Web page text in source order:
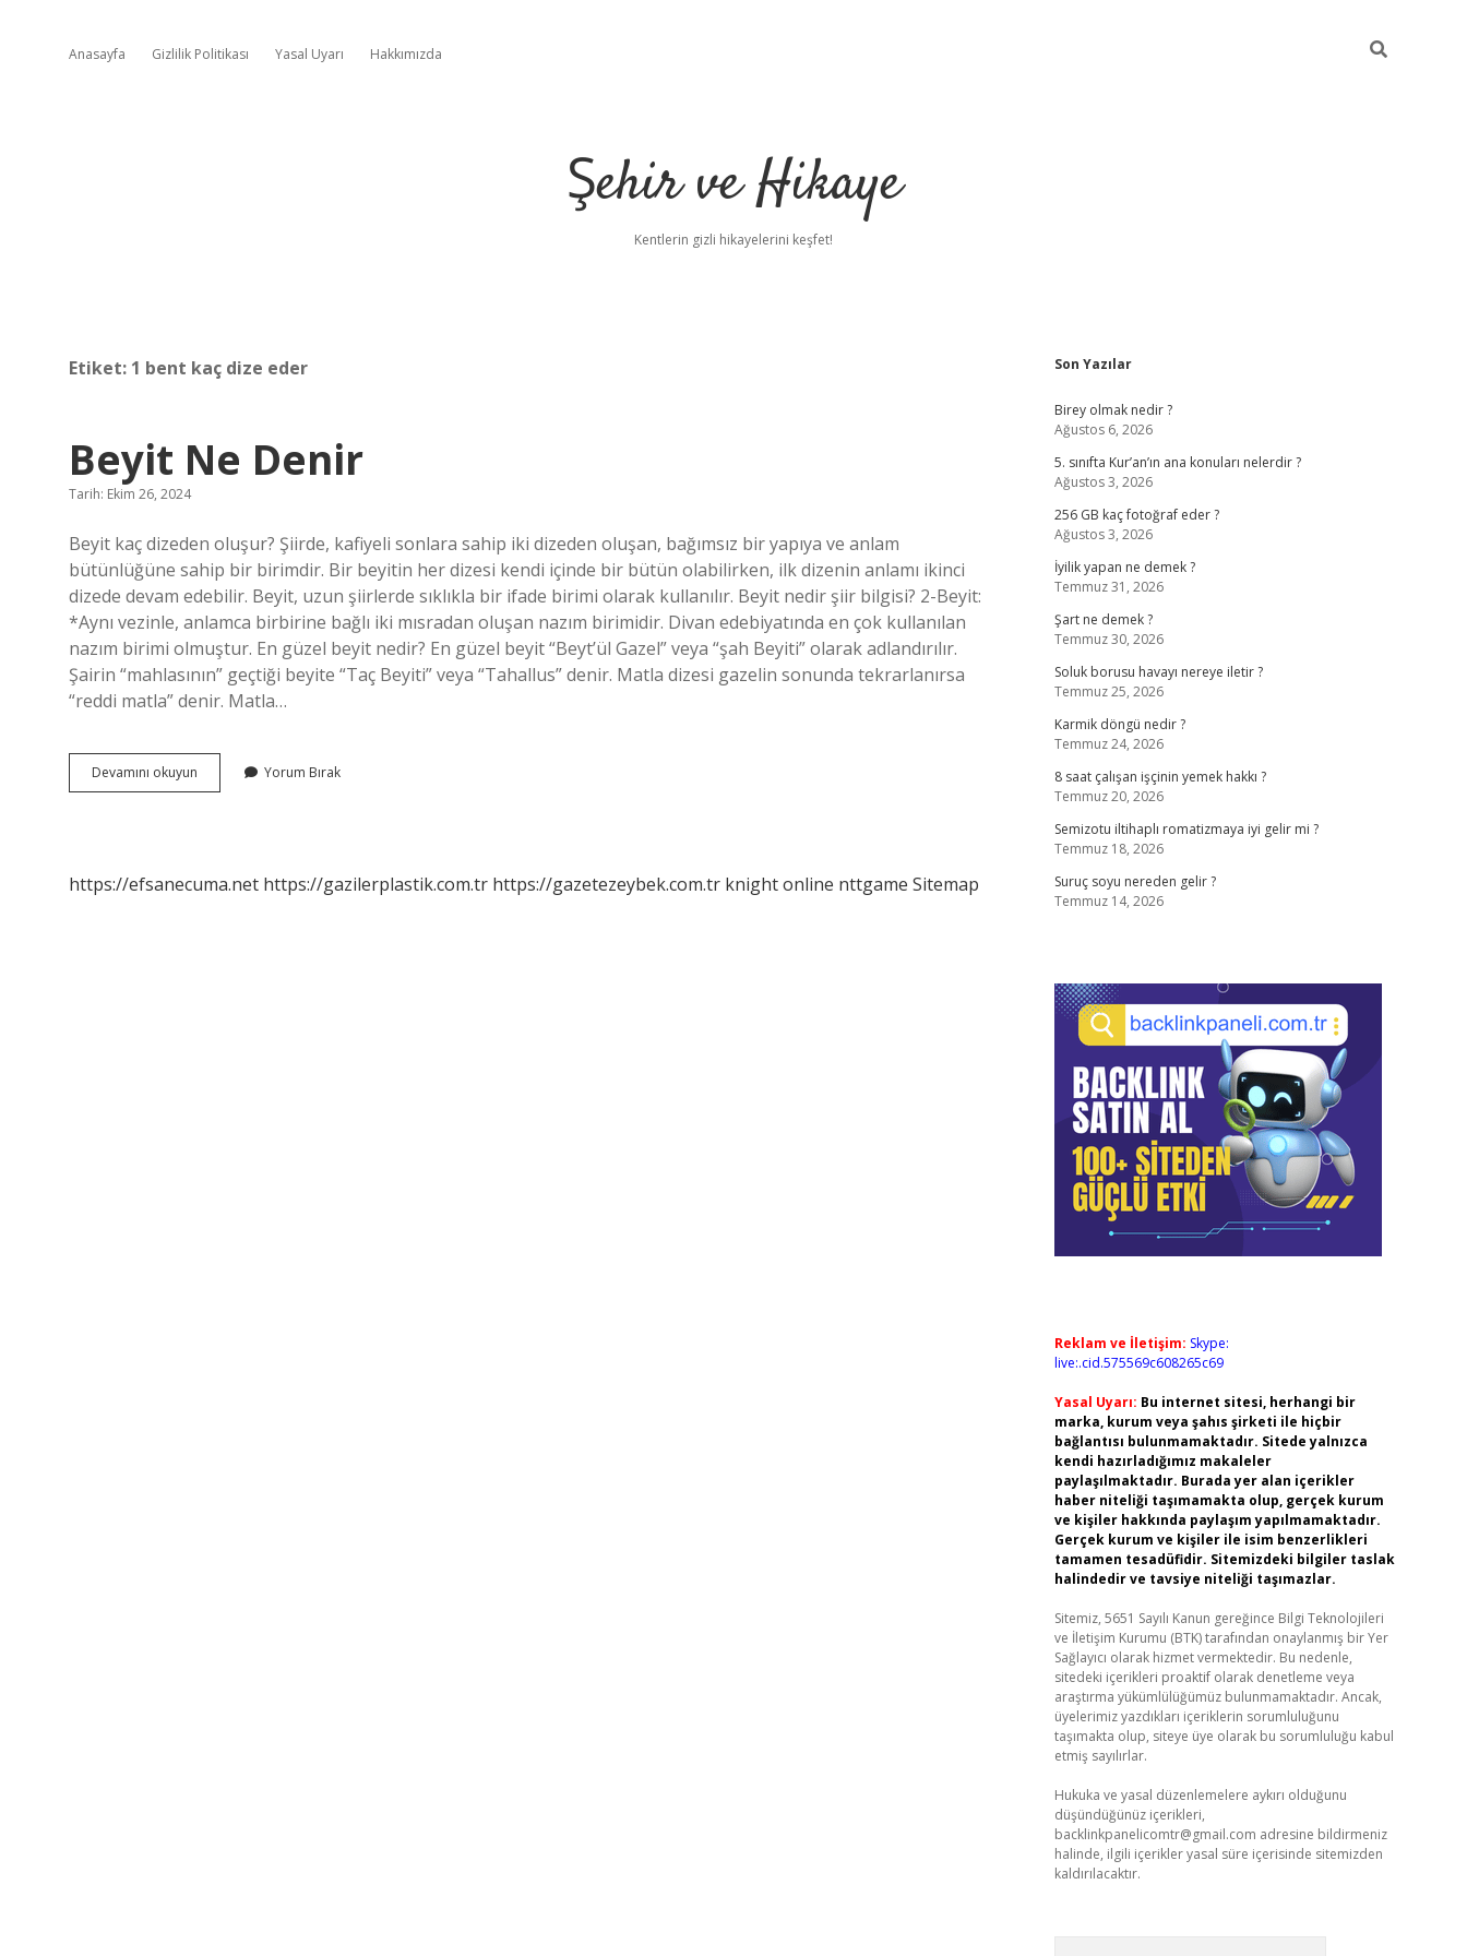
Anasayfa Gizlilik Politikası Yasal Uyarı Hakkımızda
Şehir ve Hikaye
Kentlerin gizli hikayelerini keşfet!
Etiket: 1 bent kaç dize eder
Beyit Ne Denir
Tarih: Ekim 26, 2024
Beyit kaç dizeden oluşur? Şiirde, kafiyeli sonlara sahip iki dizeden oluşan, bağımsız bir yapıya ve anlam
bütünlüğüne sahip bir birimdir. Bir beyitin her dizesi kendi içinde bir bütün olabilirken, ilk dizenin anlamı ikinci
dizede devam edebilir. Beyit, uzun şiirlerde sıklıkla bir ifade birimi olarak kullanılır. Beyit nedir şiir bilgisi? 2-Beyit:
*Aynı vezinle, anlamca birbirine bağlı iki mısradan oluşan nazım birimidir. Divan edebiyatında en çok kullanılan
nazım birimi olmuştur. En güzel beyit nedir? En güzel beyit “Beyt’ül Gazel” veya “şah Beyiti” olarak adlandırılır.
Şairin “mahlasının” geçtiği beyite “Taç Beyiti” veya “Tahallus” denir. Matla dizesi gazelin sonunda tekrarlanırsa
“reddi matla” denir. Matla…
Devamını okuyun
Ne
Yorum Bırak
https://efsanecuma.net https://gazilerplastik.com.tr https://gazetezeybek.com.tr knight online nttgame Sitemap
Sidebar
Son Yazılar
Birey olmak nedir ?
Ağustos 6, 2026
5. sınıfta Kur’an’ın ana konuları nelerdir ?
Ağustos 3, 2026
256 GB kaç fotoğraf eder ?
Ağustos 3, 2026
İyilik yapan ne demek ?
Temmuz 31, 2026
Şart ne demek ?
Temmuz 30, 2026
Soluk borusu havayı nereye iletir ?
Temmuz 25, 2026
Karmik döngü nedir ?
Temmuz 24, 2026
8 saat çalışan işçinin yemek hakkı ?
Temmuz 20, 2026
Semizotu iltihaplı romatizmaya iyi gelir mi ?
Temmuz 18, 2026
Suruç soyu nereden gelir ?
Temmuz 14, 2026
Reklam ve İletişim: Skype:
live:.cid.575569c608265c69
Yasal Uyarı: Bu internet sitesi, herhangi bir
marka, kurum veya şahıs şirketi ile hiçbir
bağlantısı bulunmamaktadır. Sitede yalnızca
kendi hazırladığımız makaleler
paylaşılmaktadır. Burada yer alan içerikler
haber niteliği taşımamakta olup, gerçek kurum
ve kişiler hakkında paylaşım yapılmamaktadır.
Gerçek kurum ve kişiler ile isim benzerlikleri
tamamen tesadüfidir. Sitemizdeki bilgiler taslak
halindedir ve tavsiye niteliği taşımazlar.
Sitemiz, 5651 Sayılı Kanun gereğince Bilgi Teknolojileri
ve İletişim Kurumu (BTK) tarafından onaylanmış bir Yer
Sağlayıcı olarak hizmet vermektedir. Bu nedenle,
sitedeki içerikleri proaktif olarak denetleme veya
araştırma yükümlülüğümüz bulunmamaktadır. Ancak,
üyelerimiz yazdıkları içeriklerin sorumluluğunu
taşımakta olup, siteye üye olarak bu sorumluluğu kabul
etmiş sayılırlar.
Hukuka ve yasal düzenlemelere aykırı olduğunu
düşündüğünüz içerikleri,
backlinkpanelicomtr@gmail.com adresine bildirmeniz
halinde, ilgili içerikler yasal süre içerisinde sitemizden
kaldırılacaktır.